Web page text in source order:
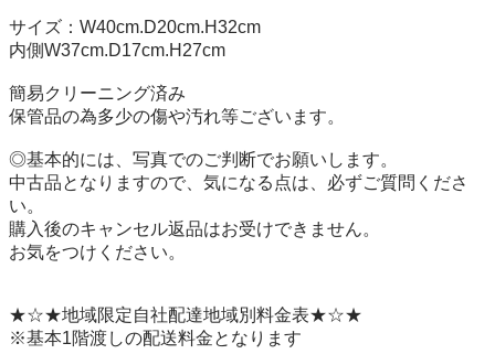
サイズ：W40cm.D20cm.H32cm
内側W37cm.D17cm.H27cm
簡易クリーニング済み
保管品の為多少の傷や汚れ等ございます。
◎基本的には、写真でのご判断でお願いします。
中古品となりますので、気になる点は、必ずご質問くださ
い。
購入後のキャンセル返品はお受けできません。
お気をつけください。
★☆★地域限定自社配達地域別料金表★☆★
※基本1階渡しの配送料金となります